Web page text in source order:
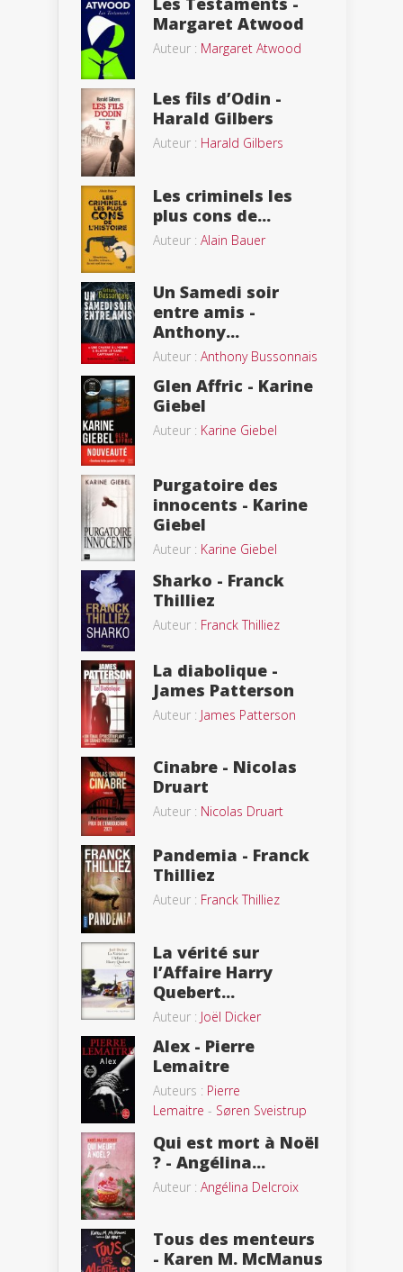
Margaret Atwood
Auteur : Margaret Atwood
Les fils d’Odin -
Harald Gilbers
Auteur : Harald Gilbers
Les criminels les
plus cons de...
Auteur : Alain Bauer
Un Samedi soir
entre amis -
Anthony...
Auteur : Anthony Bussonnais
Glen Affric - Karine
Giebel
Auteur : Karine Giebel
Purgatoire des
innocents - Karine
Giebel
Auteur : Karine Giebel
Sharko - Franck
Thilliez
Auteur : Franck Thilliez
La diabolique -
James Patterson
Auteur : James Patterson
Cinabre - Nicolas
Druart
Auteur : Nicolas Druart
Pandemia - Franck
Thilliez
Auteur : Franck Thilliez
La vérité sur
l’Affaire Harry
Quebert...
Auteur : Joël Dicker
Alex - Pierre
Lemaitre
Auteurs : Pierre
Lemaitre - Søren Sveistrup
Qui est mort à Noël
? - Angélina...
Auteur : Angélina Delcroix
Tous des menteurs
- Karen M. McManus